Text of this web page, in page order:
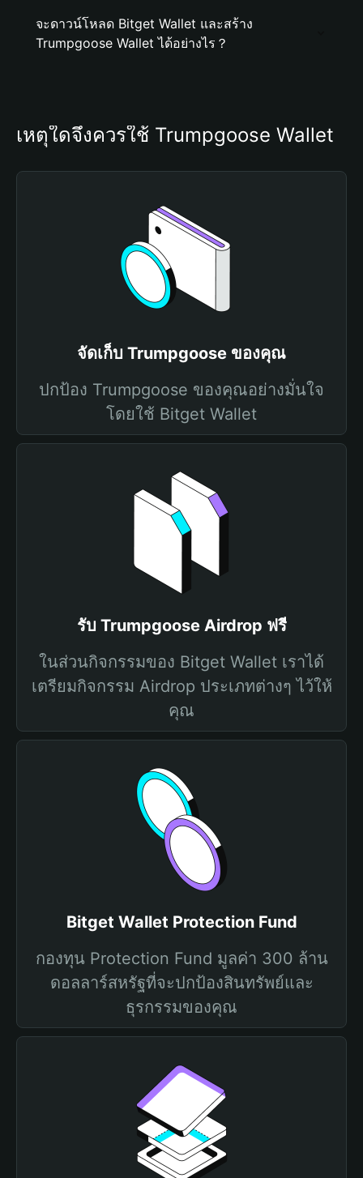
จะดาวน์โหลด Bitget Wallet และสร้าง
Trumpgoose Wallet ได้อย่างไร？
เหตุใดจึงควรใช้ Trumpgoose Wallet
จัดเก็บ Trumpgoose ของคุณ
ปกป้อง Trumpgoose ของคุณอย่างมั่นใจ
โดยใช้ Bitget Wallet
รับ Trumpgoose Airdrop ฟรี
ในส่วนกิจกรรมของ Bitget Wallet เราได้
เตรียมกิจกรรม Airdrop ประเภทต่างๆ ไว้ให้
คุณ
Bitget Wallet Protection Fund
กองทุน Protection Fund มูลค่า 300 ล้าน
ดอลลาร์สหรัฐที่จะปกป้องสินทรัพย์และ
ธุรกรรมของคุณ